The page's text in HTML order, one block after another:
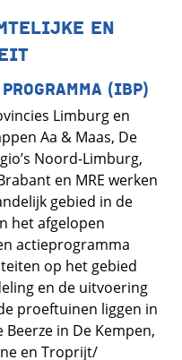
EN
(IBP)
Limburg en
Aa & Maas, De
Noord-Limburg,
en MRE werken
gebied in de
het afgelopen
actieprogramma
op het gebied
en de uitvoering
proeftuinen liggen in
in De Kempen,
en Troprijt/